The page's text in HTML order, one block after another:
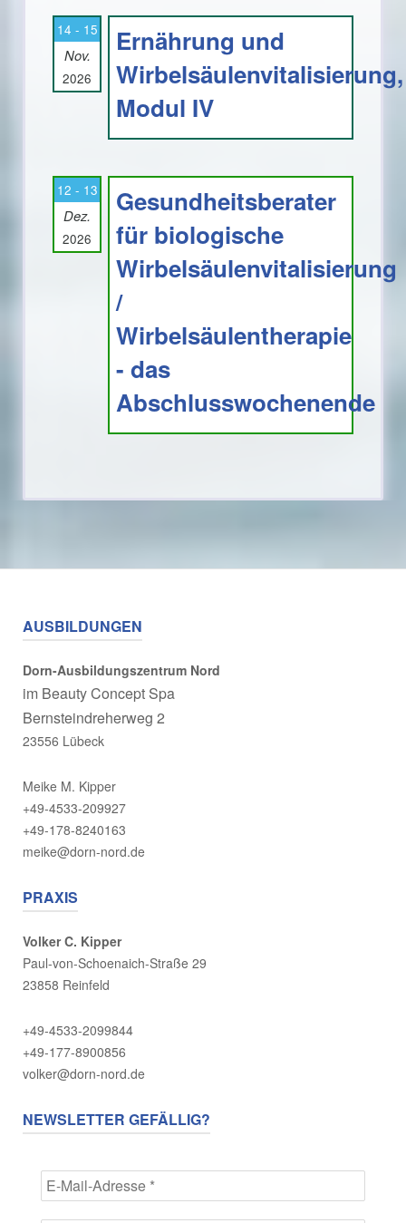
14 - 15
Nov.
2026
Ernährung und
Wirbelsäulenvitalisierung,
Modul IV
12 - 13
Dez.
2026
Gesundheitsberater
für biologische
Wirbelsäulenvitalisierung
/
Wirbelsäulentherapie
- das
Abschlusswochenende
AUSBILDUNGEN
Dorn-Ausbildungszentrum Nord
im Beauty Concept Spa
Bernsteindreherweg 2
23556 Lübeck
Meike M. Kipper
+49-4533-209927
+49-178-8240163
meike@dorn-nord.de
PRAXIS
Volker C. Kipper
Paul-von-Schoenaich-Straße 29
23858 Reinfeld
+49-4533-2099844
+49-177-8900856
volker@dorn-nord.de
NEWSLETTER GEFÄLLIG?